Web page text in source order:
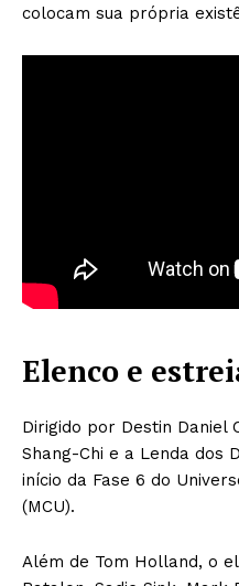
colocam sua própria
Elenco e
Dirigido por Destin Daniel
Shang-Chi e a Lenda dos
início da Fase 6 do
(MCU).
Além de Tom Holland, o